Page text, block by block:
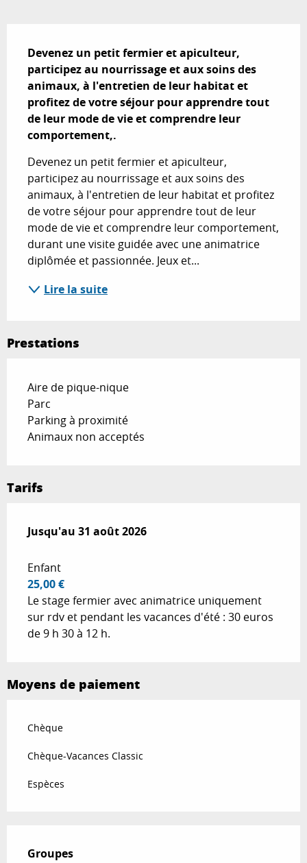
Devenez un petit fermier et apiculteur,
participez au nourrissage et aux soins des
animaux, à l'entretien de leur habitat et
profitez de votre séjour pour apprendre tout
de leur mode de vie et comprendre leur
comportement,.
Devenez un petit fermier et apiculteur,
participez au nourrissage et aux soins des
animaux, à l'entretien de leur habitat et profitez
de votre séjour pour apprendre tout de leur
mode de vie et comprendre leur comportement,
durant une visite guidée avec une animatrice
diplômée et passionnée. Jeux et...
Lire la suite
Prestations
Aire de pique-nique
Parc
Parking à proximité
Animaux non acceptés
Tarifs
Du1 juillet 2026au31 août 2026
Jusqu'au 31 août 2026
Enfant
25,00 €
Le stage fermier avec animatrice uniquement
sur rdv et pendant les vacances d'été : 30 euros
de 9 h 30 à 12 h.
Moyens de paiement
Chèque
Chèque-Vacances Classic
Espèces
Groupes
Groupes